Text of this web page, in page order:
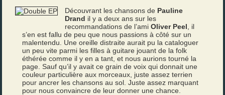
Découvrant les chansons de Pauline
Drand il y a deux ans sur les
recommandations de l’amiOliver Peel , il
s’en est fallu de peu que nous passions à côté sur un
malentendu. Une oreille distraite aurait pu la cataloguer
un peu vite parmi les filles à guitare jouant de la folk
éthérée comme il y en a tant, et nous aurions tourné la
page. Sauf qu’il y avait ce grain de voix qui donnait une
couleur particulière aux morceaux, juste assez terrien
pour ancrer les chansons au sol. Juste assez marquant
pour nous convaincre de leur donner une chance.